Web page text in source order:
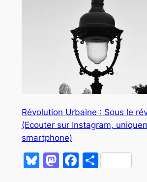
Révolution Urbaine : Sous le
(Ecouter sur Instagram,
smartphone)
Bluesky
Mastodon
Facebook